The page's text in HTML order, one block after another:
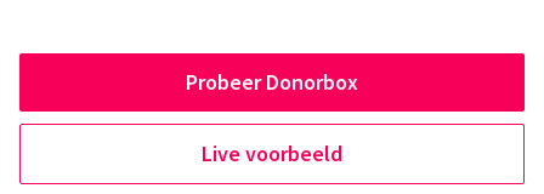
Probeer Donorbox
Live voorbeeld